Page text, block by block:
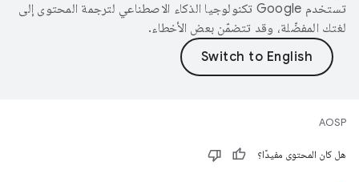
تستخدم Google تكنولوجيا الذكاء الاصطناعي لترجمة المحتوى إلى
لغتك المفضّلة، وقد تتضمّن بعض الأخطاء.
AOSP
هل كان المحتوى مفيدًا؟